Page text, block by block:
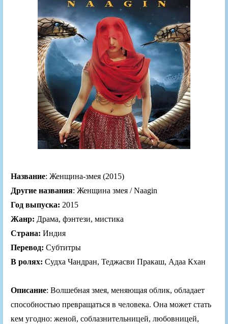
Название: Женщина-змея (2015)
Другие названия: Женщина змея / Naagin
Год выпуска: 2015
Жанр: Драма, фэнтези, мистика
Страна: Индия
Перевод: Субтитры
В ролях: Судха Чандран, Теджасви Пракаш, Адаа Кхан
Описание: Волшебная змея, меняющая облик, обладает
способностью превращаться в человека. Она может стать
кем угодно: женой, соблазнительницей, любовницей,